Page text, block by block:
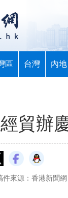
區 台灣 內地
貿辦
件來源：香港新聞網